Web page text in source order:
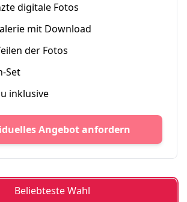
digitale Fotos
mit Download
der Fotos
Set
inklusive
Angebot anfordern
Beliebteste Wahl